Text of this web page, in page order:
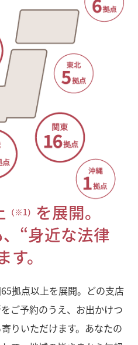
（※1） を展開。
“身近な法律
。
拠点以上を展開。どの支店
ご予約のうえ、お出かけつ
りいただけます。あなたの